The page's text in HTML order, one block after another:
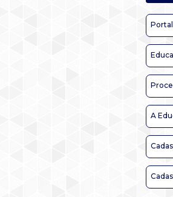
A